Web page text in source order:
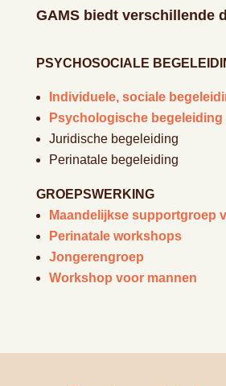
GAMS biedt verschillende
PSYCHOSOCIALE
Individuele, sociale
Psychologische begeleiding
Juridische begeleiding
Perinatale begeleiding
GROEPSWERKING
Maandelijkse supportgroep
Perinatale workshops
Jongerengroep
Workshop voor mannen